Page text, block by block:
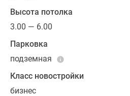
таунхаусы
с
окнами
несколько
сторон
света
Высота потолка
3.00 — 6.00
Парковка
подземная
Класс новостройки
бизнес